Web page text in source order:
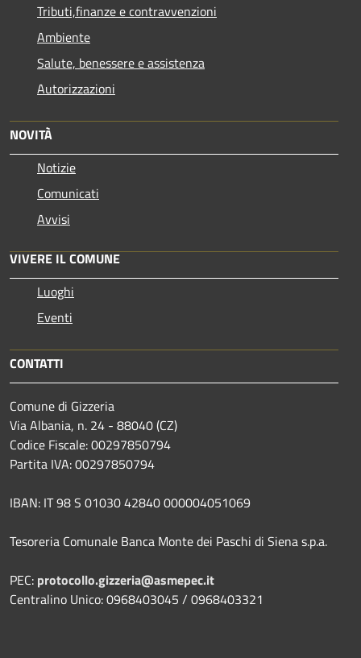
Tributi,finanze e contravvenzioni
Ambiente
Salute, benessere e assistenza
Autorizzazioni
NOVITÀ
Notizie
Comunicati
Avvisi
VIVERE IL COMUNE
Luoghi
Eventi
CONTATTI
Comune di Gizzeria
Via Albania, n. 24 - 88040 (CZ)
Codice Fiscale: 00297850794
Partita IVA: 00297850794
IBAN: IT 98 S 01030 42840 000004051069
Tesoreria Comunale Banca Monte dei Paschi di Siena s.p.a.
PEC: protocollo.gizzeria@asmepec.it
Centralino Unico: 0968403045 / 0968403321